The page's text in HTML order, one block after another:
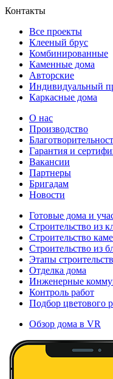
Контакты
Все проекты
Клееный брус
Комбинированные
Каменные дома
Авторские
Индивидуальный
Каркасные дома
О нас
Производство
Гарантия и
Вакансии
Партнеры
Бригадам
Новости
Готовые дома и
Строительство из
Строительство
Строительство из
Этапы
Отделка дома
Инженерные
Контроль работ
Подбор цветового
Обзор дома в VR